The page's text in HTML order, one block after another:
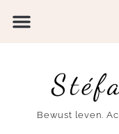
Bewust leven.